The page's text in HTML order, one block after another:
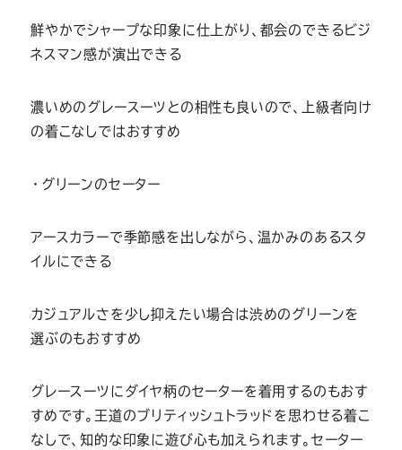
鮮やかでシャープな印象に仕上がり、都会のできるビジ
ネスマン感が演出できる
濃いめのグレースーツとの相性も良いので、上級者向け
の着こなしではおすすめ
・グリーンのセーター
アースカラーで季節感を出しながら、温かみのあるスタ
イルにできる
カジュアルさを少し抑えたい場合は渋めのグリーンを
選ぶのもおすすめ
グレースーツにダイヤ柄のセーターを着用するのもおす
すめです。王道のブリティッシュトラッドを思わせる着こ
なしで、知的な印象に遊び心も加えられます。セーター